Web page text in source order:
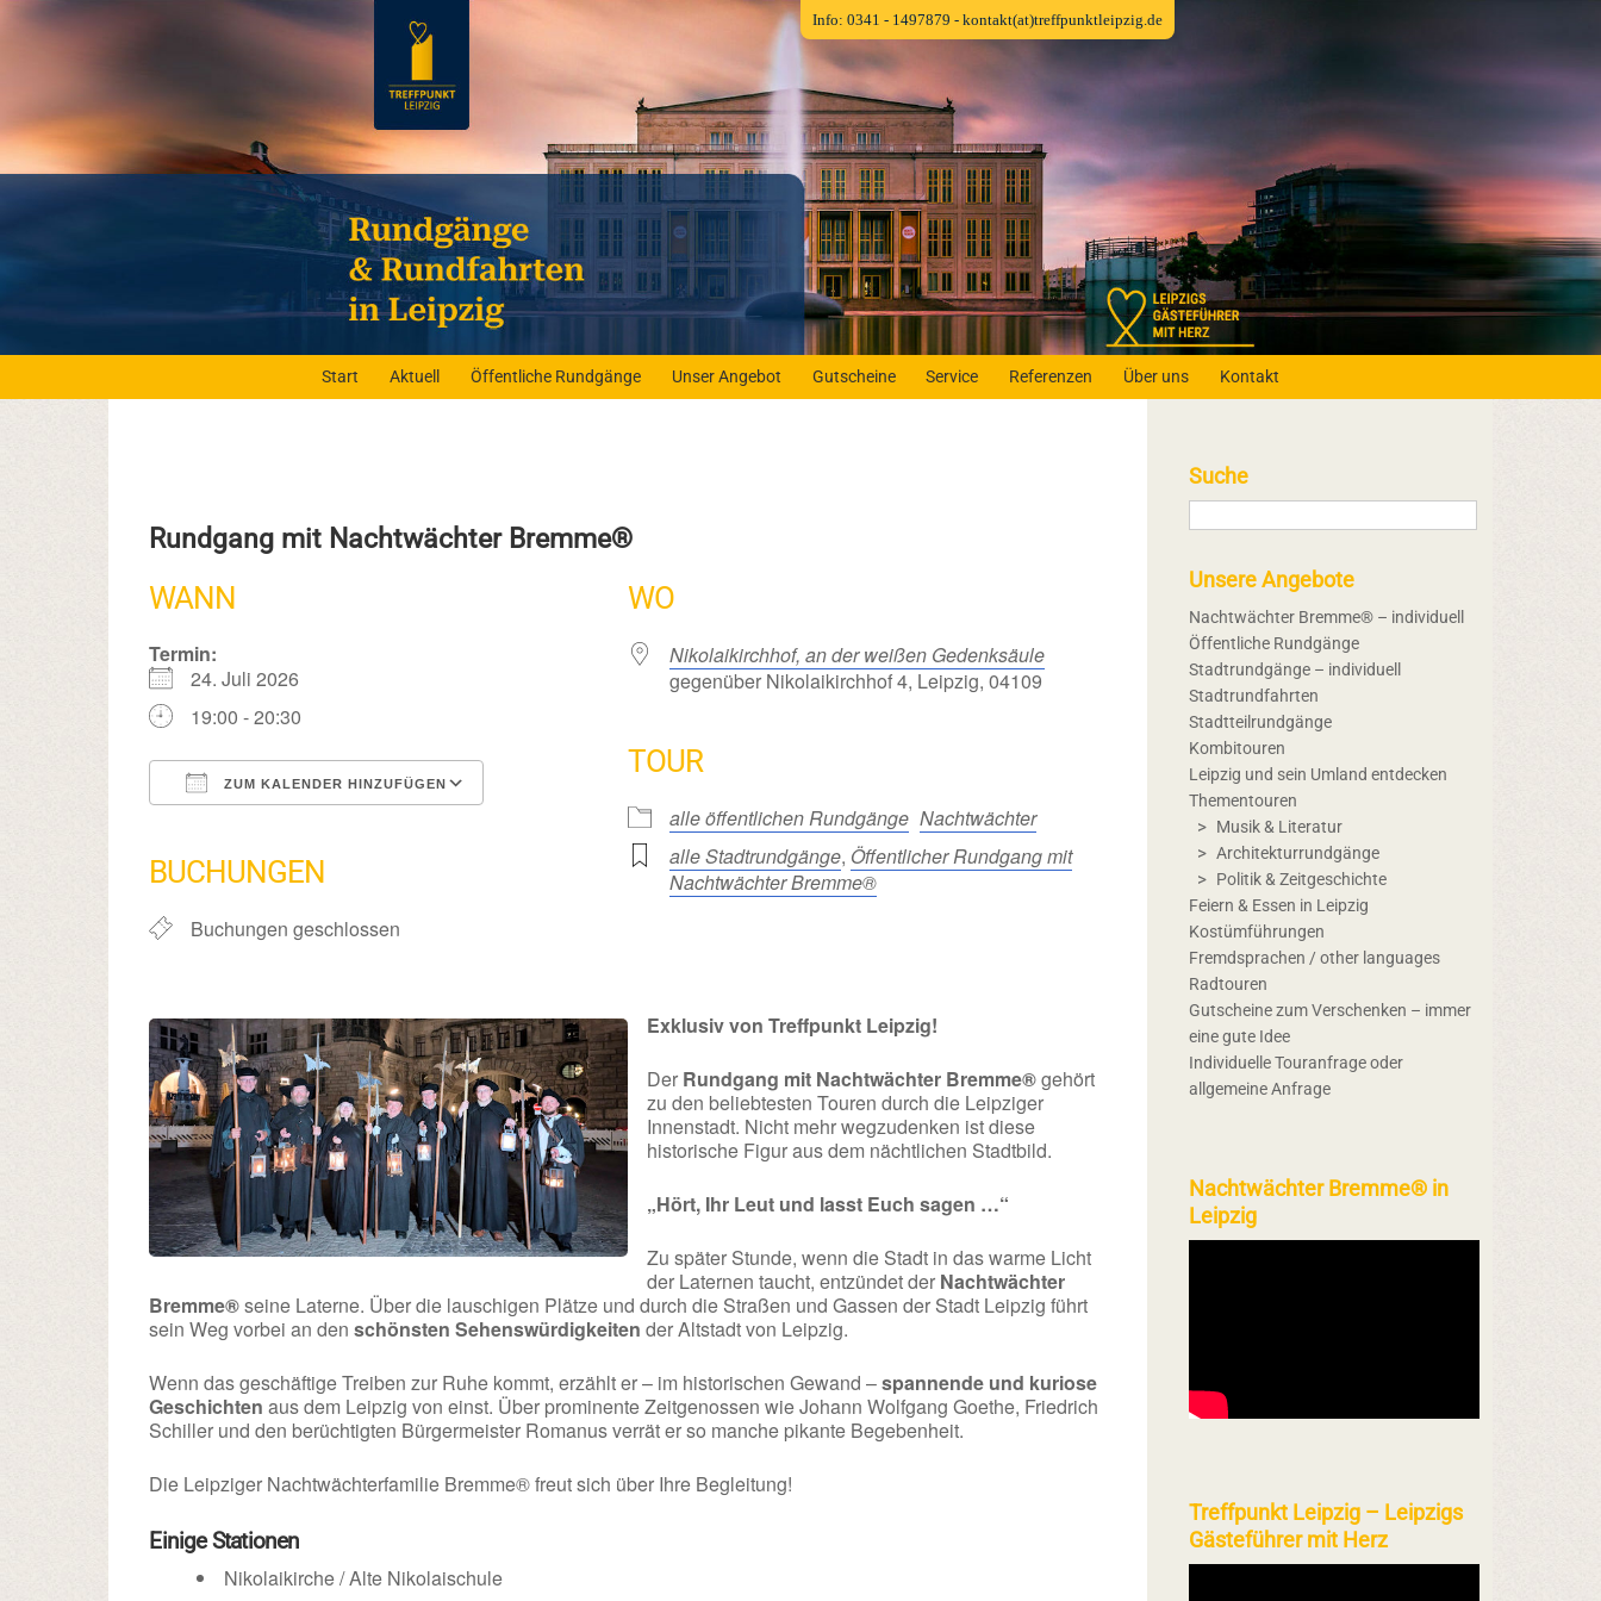
Start Aktuell Öffentliche Rundgänge Unser Angebot Gutscheine Service Referenzen Über uns Kontakt
Rundgang mit Nachtwächter Bremme®
WANN
Termin:
24. Juli 2026
19:00 - 20:30
ZUM KALENDER HINZUFÜGEN
BUCHUNGEN
Buchungen geschlossen
WO
Nikolaikirchhof, an der weißen Gedenksäule
gegenüber Nikolaikirchhof 4, Leipzig, 04109
TOUR
alle öffentlichen Rundgänge Nachtwächter
alle Stadtrundgänge, Öffentlicher Rundgang mit
Nachtwächter Bremme®
Exklusiv von Treffpunkt Leipzig!
Der Rundgang mit Nachtwächter Bremme®gehört
zu den beliebtesten Touren durch die Leipziger
Innenstadt. Nicht mehr wegzudenken ist diese
historische Figur aus dem nächtlichen Stadtbild.
„Hört, Ihr Leut und lasst Euch sagen …“
Zu später Stunde, wenn die Stadt in das warme Licht
der Laternen taucht, entzündet der Nachtwächter
Bremme®seine Laterne. Über die lauschigen Plätze und durch die Straßen und Gassen der Stadt Leipzig führt
sein Weg vorbei an denschönsten Sehenswürdigkeiten der Altstadt von Leipzig.
Wenn das geschäftige Treiben zur Ruhe kommt, erzählt er – im historischen Gewand –spannende und kuriose
Geschichten aus dem Leipzig von einst. Über prominente Zeitgenossen wie Johann Wolfgang Goethe, Friedrich
Schiller und den berüchtigten Bürgermeister Romanus verrät er so manche pikante Begebenheit.
Die Leipziger Nachtwächterfamilie Bremme® freut sich über Ihre Begleitung!
Einige Stationen
Nikolaikirche / Alte Nikolaischule
Suche
Unsere Angebote
Nachtwächter Bremme® – individuell
Öffentliche Rundgänge
Stadtrundgänge – individuell
Stadtrundfahrten
Stadtteilrundgänge
Kombitouren
Leipzig und sein Umland entdecken
Thementouren
Musik & Literatur
Architekturrundgänge
Politik & Zeitgeschichte
Feiern & Essen in Leipzig
Kostümführungen
Fremdsprachen / other languages
Radtouren
Gutscheine zum Verschenken – immer
eine gute Idee
Individuelle Touranfrage oder
allgemeine Anfrage
Nachtwächter Bremme® in
Leipzig
Treffpunkt Leipzig – Leipzigs
Gästeführer mit Herz
Info: 0341 - 1497879 - kontakt(at)treffpunktleipzig.de